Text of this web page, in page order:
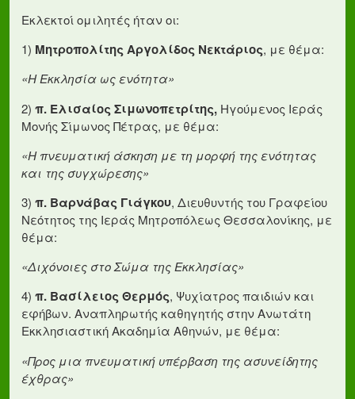
Εκλεκτοί ομιλητές ήταν οι:
1) Μητροπολίτης Αργολίδος Νεκτάριος, με θέμα:
«Η Εκκλησία ως ενότητα»
2) π. Ελισαίος Σιμωνοπετρίτης, Ηγούμενος Ιεράς
Μονής Σίμωνος Πέτρας, με θέμα:
«Η πνευματική άσκηση με τη μορφή της ενότητας
και της συγχώρεσης»
3) π. Βαρνάβας Γιάγκου, Διευθυντής του Γραφείου
Νεότητος της Ιεράς Μητροπόλεως Θεσσαλονίκης, με
θέμα:
«Διχόνοιες στο Σώμα της Εκκλησίας»
4) π. Βασίλειος Θερμός, Ψυχίατρος παιδιών και
εφήβων. Αναπληρωτής καθηγητής στην Ανωτάτη
Εκκλησιαστική Ακαδημία Αθηνών, με θέμα:
«Προς μια πνευματική υπέρβαση της ασυνείδητης
έχθρας»